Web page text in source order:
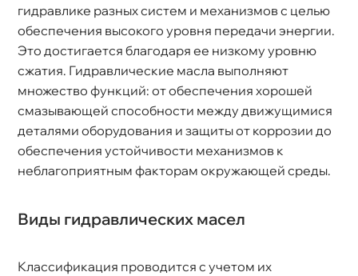
идравлике разных систем и механизмов с целью
обеспечения высокого уровня передачи энергии.
Это достигается благодаря ее низкому уровню
сжатия. Гидравлические масла выполняют
множество функций: от обеспечения хорошей
смазывающей способности между движущимися
деталями оборудования и защиты от коррозии до
обеспечения устойчивости механизмов к
неблагоприятным факторам окружающей среды.
иды гидравлических масел
Классификация проводится с учетом их